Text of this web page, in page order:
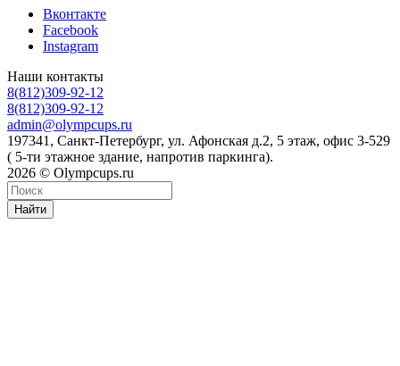
Вконтакте
Facebook
Instagram
Наши контакты
8(812)309-92-12
8(812)309-92-12
admin@olympcups.ru
197341, Санкт-Петербург, ул. Афонская д.2, 5 этаж, офис 3-529
( 5-ти этажное здание, напротив паркинга).
2026 © Olympcups.ru
Найти